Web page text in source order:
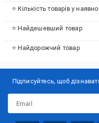
⭐ Кількість товарів у
⭐ Найдешевший товар
⭐ Найдорожчий товар
Підписуйтесь, щоб